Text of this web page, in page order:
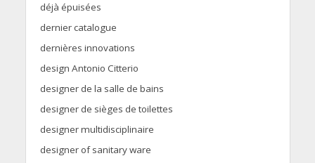
déjà épuisées
dernier catalogue
dernières innovations
design Antonio Citterio
designer de la salle de bains
designer de sièges de toilettes
designer multidisciplinaire
designer of sanitary ware